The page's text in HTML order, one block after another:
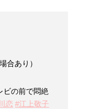
合あり）
ビの前で悶絶
恋 #江上敬子